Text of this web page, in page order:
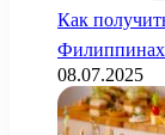
Как
08.07.2025